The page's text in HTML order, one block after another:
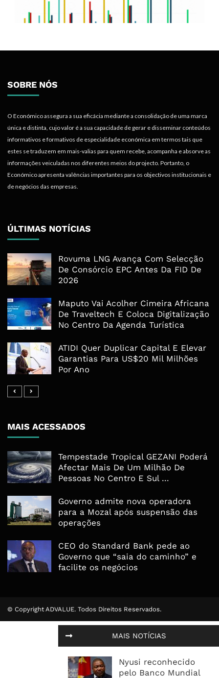
MAIS NOTÍCIAS
Nyusi reconhecido
pelo Banco Mundial
SOBRE NÓS
O Económico assegura a sua eficácia mediante a consolidação de uma marca
única e distinta, cujo valor é a sua capacidade de gerar e disseminar conteúdos
informativos e formativos de especialidade económica em termos tais que
estes se traduzem em mais-valias para quem recebe, acompanha e absorve as
informações veiculadas nos diferentes meios do projecto. Portanto, o
Económico apresenta valências importantes para os objectivos institucionais e
de negócios das empresas.
ÚLTIMAS NOTÍCIAS
Rovuma LNG Avança Com Selecção
De Consórcio EPC Antes Da FID De
2026
Maputo Vai Acolher Cimeira Africana
De Traveltech E Coloca Digitalização
No Centro Da Agenda Turística
ATIDI Quer Duplicar Capital E Elevar
Garantias Para US$20 Mil Milhões
Por Ano
MAIS ACESSADOS
Tempestade Tropical GEZANI Poderá
Afectar Mais De Um Milhão De
Pessoas No Centro E Sul ...
Governo admite nova operadora
para a Mozal após suspensão das
operações
CEO do Standard Bank pede ao
Governo que “saia do caminho” e
facilite os negócios
© Copyright ADVALUE. Todos Direitos Reservados.